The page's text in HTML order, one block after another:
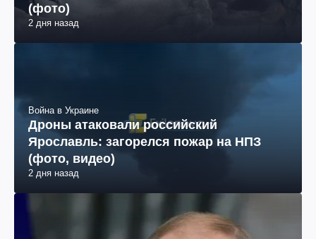
(фото)
2 дня назад
Война в Украине
Дроны атаковали российский
Ярославль: загорелся пожар на НПЗ
(фото, видео)
2 дня назад